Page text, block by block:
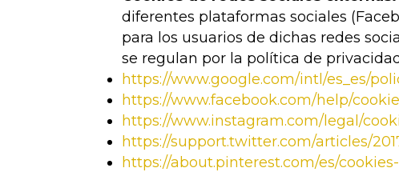
diferentes plataformas sociales
para los usuarios de dichas redes
se regulan por la política de
https://www.google.com/intl/es_es/
https://www.facebook.com/help/
https://www.instagram.com/legal/
https://support.twitter.com/articles/
https://about.pinterest.com/es/